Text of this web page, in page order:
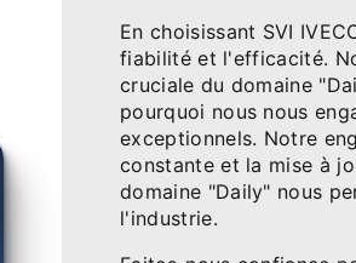
En choisissant SVI
fiabilité et l'efficacité.
cruciale du domaine
pourquoi nous nous
exceptionnels. Notre
constante et la mise à
domaine "Daily" nous
l'industrie.